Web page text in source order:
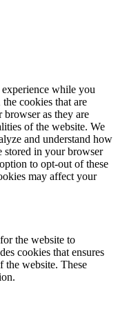
while you
cookies that are
browser as they are
of the website. We
and understand how
stored in your browser
to opt-out of these
may affect your
the website to
cookies that ensures
the website. These